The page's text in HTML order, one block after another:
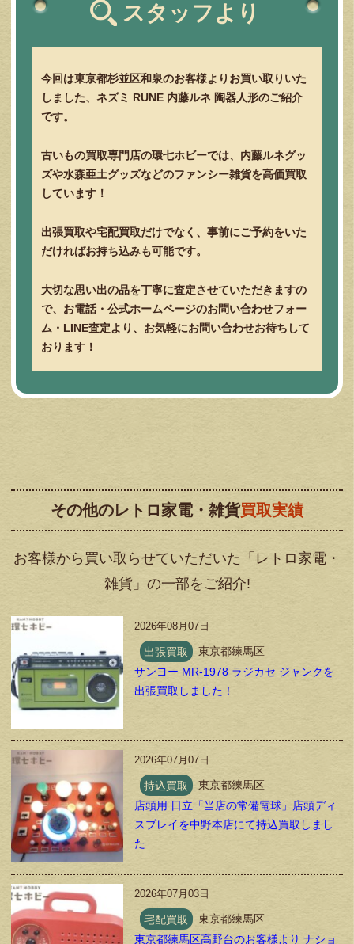
スタッフより
今回は東京都杉並区和泉のお客様よりお買い取りいた
しました、ネズミ RUNE 内藤ルネ 陶器人形のご紹介
です。
古いもの買取専門店の環七ホビーでは、内藤ルネグッ
ズや水森亜土グッズなどのファンシー雑貨を高価買取
しています！
出張買取や宅配買取だけでなく、事前にご予約をいた
だければお持ち込みも可能です。
大切な思い出の品を丁寧に査定させていただきますの
で、お電話・公式ホームページのお問い合わせフォー
ム・LINE査定より、お気軽にお問い合わせお待ちして
おります！
その他のレトロ家電・雑貨買取実績
お客様から買い取らせていただいた「レトロ家電・
雑貨」の一部をご紹介!
2026年08月07日
出張買取
東京都練馬区
サンヨー MR-1978 ラジカセ ジャンクを
出張買取しました！
2026年07月07日
持込買取
東京都練馬区
店頭用 日立「当店の常備電球」店頭ディ
スプレイを中野本店にて持込買取しまし
た
2026年07月03日
宅配買取
東京都練馬区
東京都練馬区高野台のお客様より ナショ